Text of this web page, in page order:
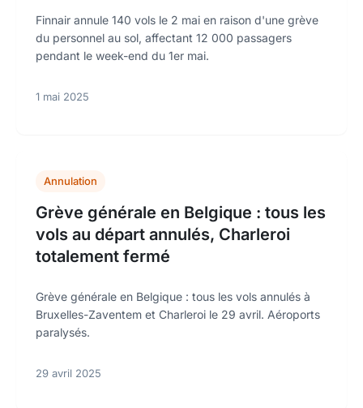
Finnair annule 140 vols le 2 mai en raison d'une grève
du personnel au sol, affectant 12 000 passagers
pendant le week-end du 1er mai.
1 mai 2025
Annulation
Grève générale en Belgique : tous les
vols au départ annulés, Charleroi
totalement fermé
Grève générale en Belgique : tous les vols annulés à
Bruxelles-Zaventem et Charleroi le 29 avril. Aéroports
paralysés.
29 avril 2025